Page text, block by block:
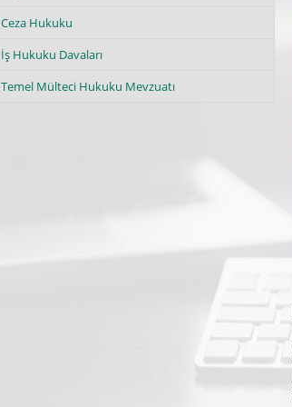
Ceza Hukuku
İş Hukuku Davaları
Temel Mülteci Hukuku Mevzuatı